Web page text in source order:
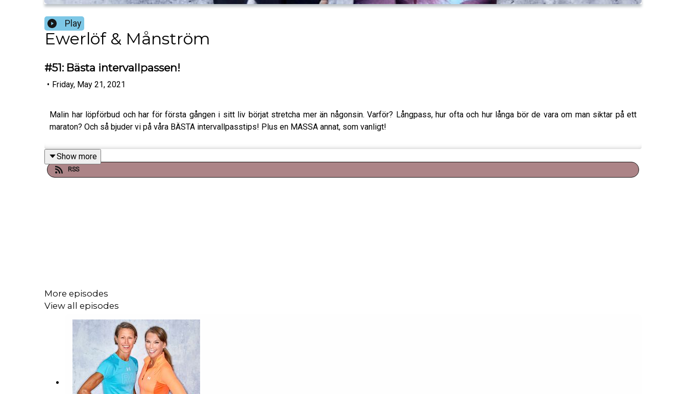
Play
Ewerlöf & Månström
#51: Bästa intervallpassen!
• Friday, May 21, 2021
Malin har löpförbud och har för första gången i sitt liv börjat stretcha mer än någonsin. Varför? Långpass, hur ofta och hur långa bör de vara om man siktar på ett
maraton? Och så bjuder vi på våra BÄSTA intervallpasstips! Plus en MASSA annat, som vanligt!
Show more
RSS
More episodes
View all episodes